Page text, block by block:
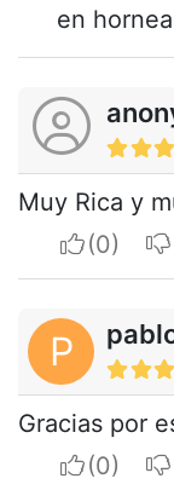
en
Muy Rica y
I
P
Gracias por
I